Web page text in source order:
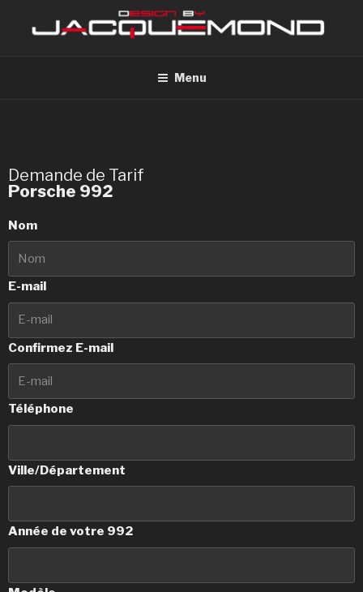
Menu
Demande de Tarif
Porsche 992
Nom
E-mail
Confirmez E-mail
Téléphone
Ville/Département
Année de votre 992